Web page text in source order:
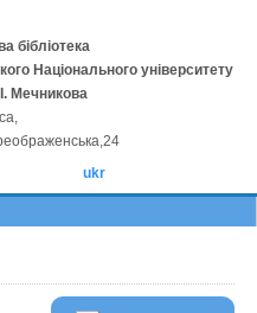
бібліотека
Національного університету
Мечникова
ukr